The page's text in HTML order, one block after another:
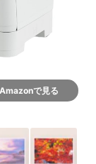
Amazonで見る